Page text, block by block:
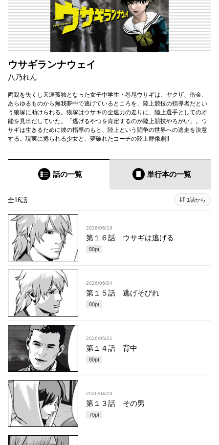
ウサギランナウェイ
八乃れん
両親を失くし天涯孤独となった女子中学生・巻尾ウサギは、ヤクザ、借金、
あらゆるものから無我夢中で逃げているところを、陸上競技の指導者だとい
う狼塚に助けられる。狼塚はウサギの全速力の走りに、陸上選手としての才
能を見出だしていた。「逃げるやつを肯定するのが陸上競技やろがい」。ウ
サギは生きるために彼の指導のもと、陸上という闘争の世界への逃走を決意
する。現実に捲られる少女と、夢破れたコーチの陸上群像劇!!
話の一覧 単行本の一覧
全16話 1話から
2026/06/18
第１６話 ウサギは逃げる
80pt
2026/06/04
第１５話 逃げそびれ
80pt
2026/05/21
第１４話 背中
80pt
2026/04/23
第１３話 その男
70pt